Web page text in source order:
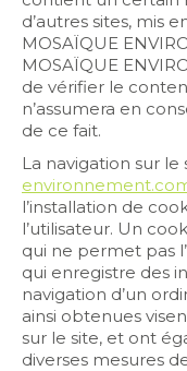
d’autres sites, mis
MOSAÏQUE
MOSAÏQUE
de vérifier le
n’assumera en
de ce fait.
La navigation sur le
l’installation de
l’utilisateur. Un
qui ne permet pas
qui enregistre des
navigation d’un
ainsi obtenues
sur le site, et ont
diverses mesures